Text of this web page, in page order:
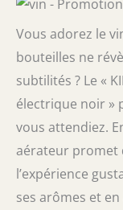
Vous adorez le
bouteilles ne
subtilités ? Le «
électrique noir »
vous attendiez.
aérateur promet
l’expérience
ses arômes et